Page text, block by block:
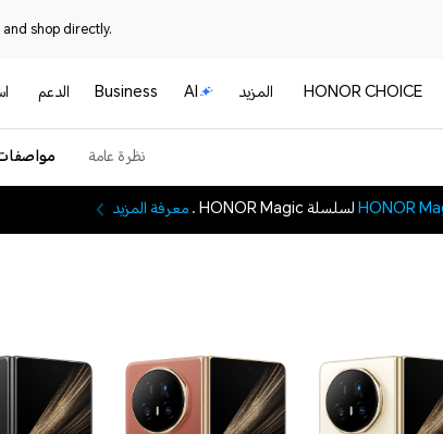
shop directly.
HONOR CHOICE المزيد AI
Business الدعم
نظرة عامة
HONORلسلسلة HONOR Magic . معرفة المزيد